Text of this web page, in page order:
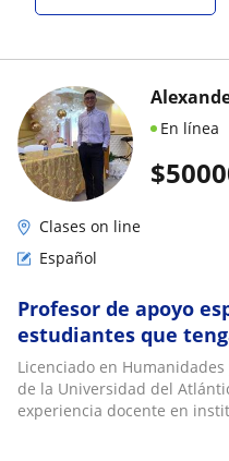
$
En línea
Clases on line
Español
Profesor de apoyo
estudiantes que
asignatura de
Licenciado en
de la Universidad del
experiencia docente en